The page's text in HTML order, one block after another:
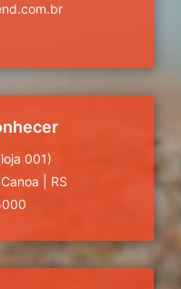
001)
RS